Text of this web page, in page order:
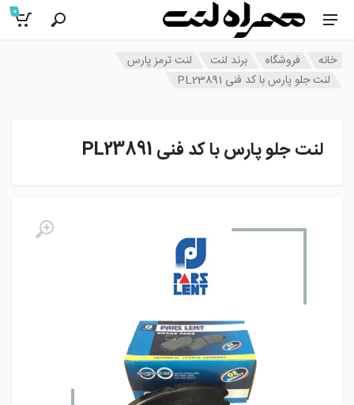
0
خانه فروشگاه برند لنت
لنت ترمز پارس
لنت جلو پارس با کد فنی PL23891
لنت جلو پارس با کد فنی PL23891